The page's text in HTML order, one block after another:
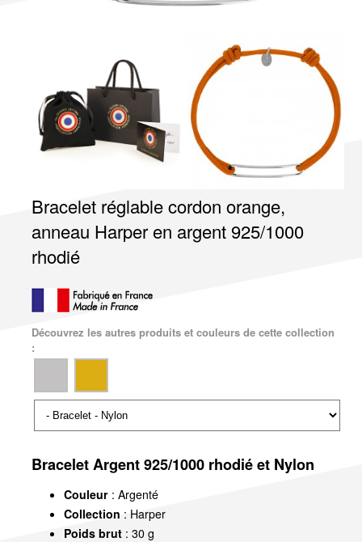
Bracelet réglable cordon orange,
anneau Harper en argent 925/1000
rhodié
Découvrez les autres produits et couleurs de cette collection
:
Bracelet Argent 925/1000 rhodié et Nylon
Couleur: Argenté
Collection : Harper
Poids brut: 30 g